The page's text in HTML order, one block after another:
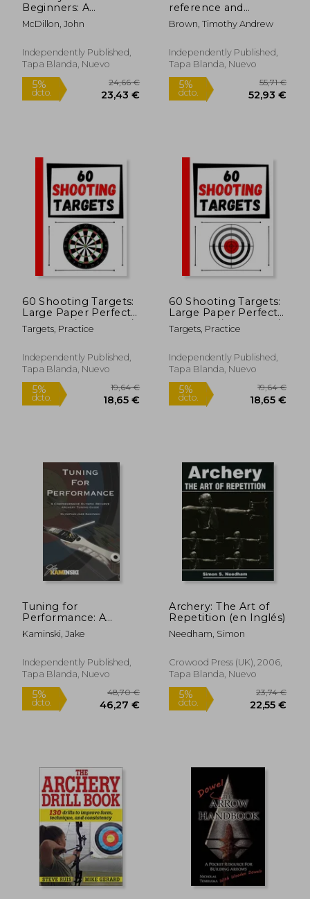
5%
dcto.
14,95 €
14,21 €
5%
dcto.
Beginners: A
Complete Guide to
Learn Archery with
Compound Bow.
Basics, Features,
Inglés)
McDillon, John
Independently Published,
Tapa Blanda, Nuevo
23,43 €
reference and
instruction guide for
recurve archery:
Hunting (en Inglés)
Brown, Timothy Andrew
Independently Published,
Tapa Blanda, Nuevo
60 Shooting Targets:
Large Paper Perfect
for Rifles / Firearms /
BB / AirSoft / Pistols /
(en Inglés)
Targets, Practice
Independently Published,
Tapa Blanda, Nuevo
60 Shooting Targets:
Large Paper Perfect
for Rifles / Firearms /
BB / AirSoft / Pistols /
(en Inglés)
Targets, Practice
Independently Published,
Tapa Blanda, Nuevo
Tuning for
Performance: A
Comprehensive
Olympic Recurve
(en Inglés)
Kaminski, Jake
Independently Published,
Tapa Blanda, Nuevo
Archery: The Art of
Repetition (en Inglés)
Needham, Simon
Crowood Press (UK), 2006,
Tapa Blanda, Nuevo